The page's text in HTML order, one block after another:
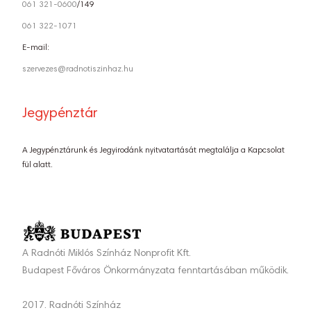
061 321-0600/149
061 322-1071
E-mail:
szervezes@radnotiszinhaz.hu
Jegypénztár
A Jegypénztárunk és Jegyirodánk nyitvatartását megtalálja a Kapcsolat
fül alatt.
A Radnóti Miklós Színház Nonprofit Kft.
Budapest Főváros Önkormányzata fenntartásában működik.
2017. Radnóti Színház